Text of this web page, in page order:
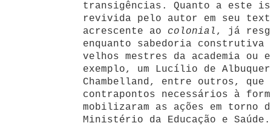
transigências. Quanto a este
revivida pelo autor em seu
acrescente ao colonial , já
enquanto sabedoria
velhos mestres da academia ou
exemplo, um Lucílio de
Chambelland, entre outros, que
contrapontos necessários à
mobilizaram as ações em torno
Ministério da Educação e